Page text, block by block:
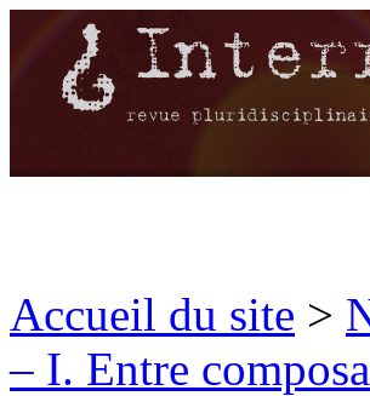
Accueil du site >
– I. Entre